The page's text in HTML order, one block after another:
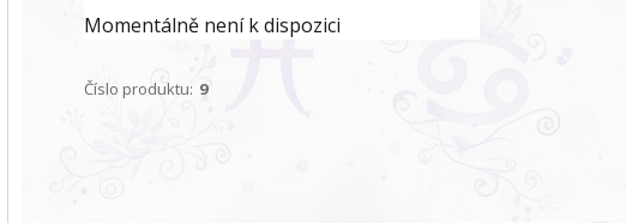
Momentálně není k dispozici
Číslo produktu: 9